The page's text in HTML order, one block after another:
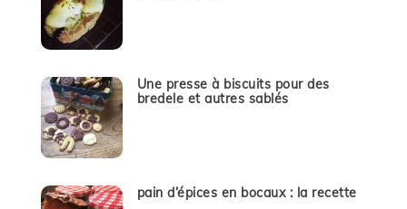
Une presse à biscuits pour des
bredele et autres sablés
pain d’épices en bocaux : la recette